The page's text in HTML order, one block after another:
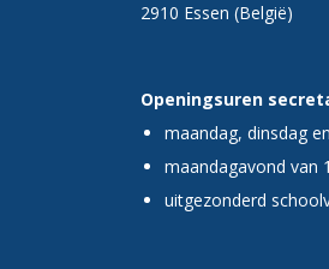
2910 Essen (België)
Openingsuren
maandag, dinsdag
maandagavond van
uitgezonderd